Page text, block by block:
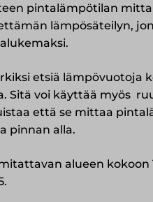
pintalämpötilan
lämpösäteilyn,
etsiä lämpövuotoja
Sitä voi käyttää myös
että se mittaa
pinnan alla.
alueen kokoon